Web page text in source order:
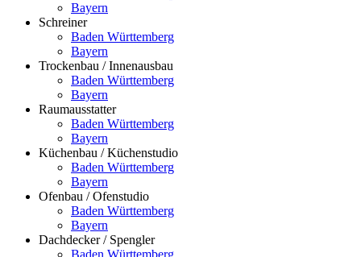
Bayern
Schreiner
Baden Württemberg
Bayern
Trockenbau / Innenausbau
Baden Württemberg
Bayern
Raumausstatter
Baden Württemberg
Bayern
Küchenbau / Küchenstudio
Baden Württemberg
Bayern
Ofenbau / Ofenstudio
Baden Württemberg
Bayern
Dachdecker / Spengler
Baden Württemberg